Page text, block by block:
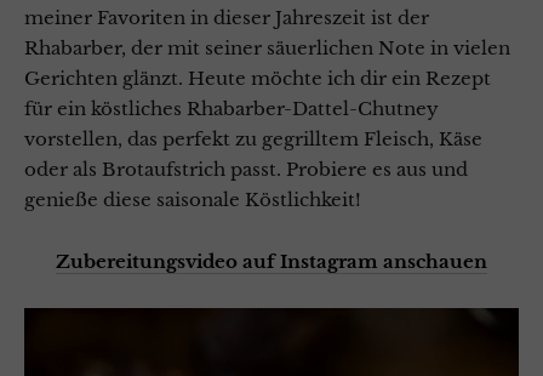
meiner Favoriten in dieser Jahreszeit ist der
Rhabarber, der mit seiner säuerlichen Note in vielen
Gerichten glänzt. Heute möchte ich dir ein Rezept
für ein köstliches Rhabarber-Dattel-Chutney
vorstellen, das perfekt zu gegrilltem Fleisch, Käse
oder als Brotaufstrich passt. Probiere es aus und
genieße diese saisonale Köstlichkeit!
Zubereitungsvideo auf Instagram anschauen